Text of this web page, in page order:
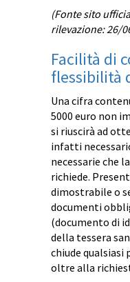
(Fonte sito
rilevazione: 26/
Facilità di
flessibilità
Una cifra
5000 euro non
si riuscirà ad
infatti
necessarie che
richiede.
dimostrabile o
documenti
(documento di
della tessera
chiude qualsiasi
oltre alla